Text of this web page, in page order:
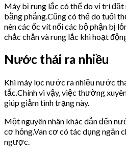
Máy bị rung lắc có thể do vị trí đặt
bằng phẳng.Cũng có thể do tuổi
nên các ốc vít nối các bộ phận bị
chắc chắn và rung lắc khi hoạt
Nước thải ra nhiều
Khi máy lọc nước ra nhiều nước
tắc.Chính vì vậy, việc thường
giúp giảm tình trạng này.
Một nguyên nhân khác dẫn đến
cơ hỏng.Van cơ có tác dụng ngăn
ngược.